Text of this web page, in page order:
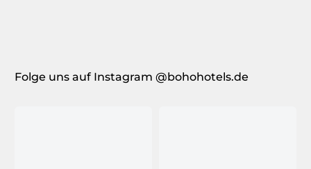
Folge uns auf Instagram @bohohotels.de